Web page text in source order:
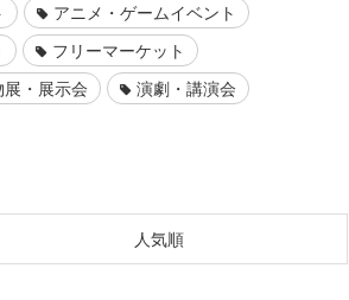
アニメ・ゲームイベント
フリーマーケット
・展示会
演劇・講演会
人気順